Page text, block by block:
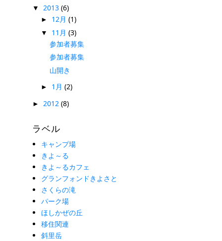
▼ 2013 (6)
► 12月 (1)
▼ 11月 (3)
参加者募集
参加者募集
山開き
► 1月 (2)
► 2012 (8)
ラベル
キャンプ場
きよ～る
きよ～るカフェ
グランフォンドきよさと
さくらの滝
パーク場
ほしかぜの丘
移住関連
斜里岳